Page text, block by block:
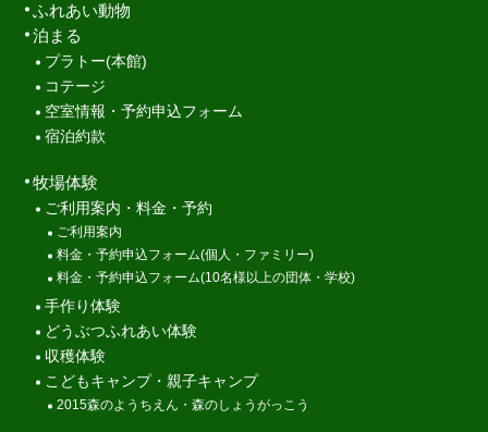
ふれあい動物
泊まる
プラトー(本館)
コテージ
空室情報・予約申込フォーム
宿泊約款
牧場体験
ご利用案内・料金・予約
ご利用案内
料金・予約申込フォーム(個人・ファミリー)
料金・予約申込フォーム(10名様以上の団体・学校)
手作り体験
どうぶつふれあい体験
収穫体験
こどもキャンプ・親子キャンプ
2015森のようちえん・森のしょうがっこう